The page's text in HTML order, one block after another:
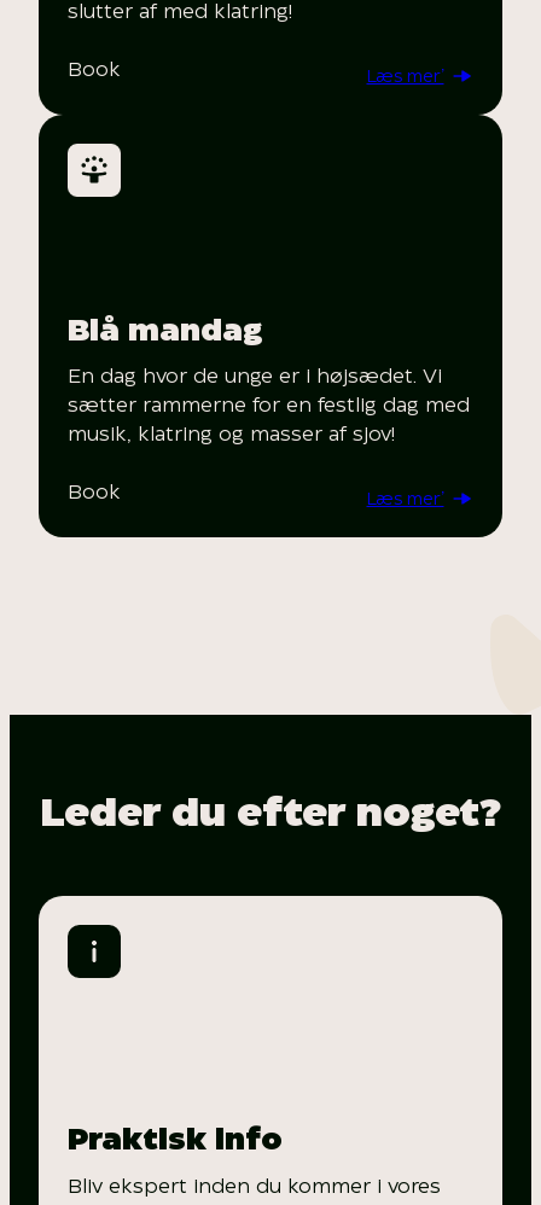
slutter af med klatring!
Book Læs mer’
Blå mandag
En dag hvor de unge er i højsædet. Vi
sætter rammerne for en festlig dag med
musik, klatring og masser af sjov!
Book Læs mer’
Leder du efter noget?
Praktisk info
Bliv ekspert inden du kommer i vores